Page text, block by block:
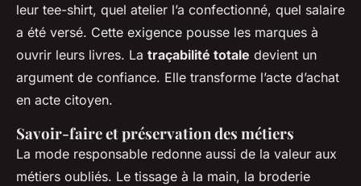
leur tee-shirt, quel atelier l’a confectionné, quel salaire
a été versé. Cette exigence pousse les marques à
ouvrir leurs livres. La traçabilité totale devient un
argument de confiance. Elle transforme l’acte d’achat
en acte citoyen.
Savoir-faire et préservation des métiers
La mode responsable redonne aussi de la valeur aux
métiers oubliés. Le tissage à la main, la broderie